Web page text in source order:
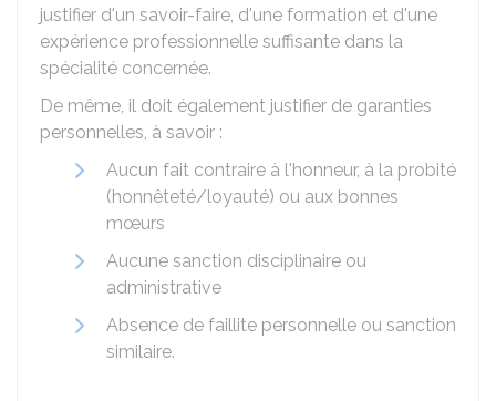
justifier d'un savoir-faire, d'une formation et d'une
expérience professionnelle suffisante dans la
spécialité concernée.
De même, il doit également justifier de garanties
personnelles, à savoir :
Aucun fait contraire à l'honneur, à la probité
(honnêteté/loyauté) ou aux bonnes
mœurs
Aucune sanction disciplinaire ou
administrative
Absence de faillite personnelle ou sanction
similaire.